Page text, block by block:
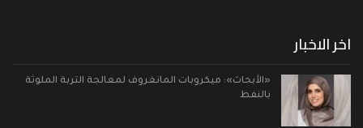
اخر الاخبار
«الأبحاث»: ميكروبات المانغروف لمعالجة التربة الملوثة
بالنفط